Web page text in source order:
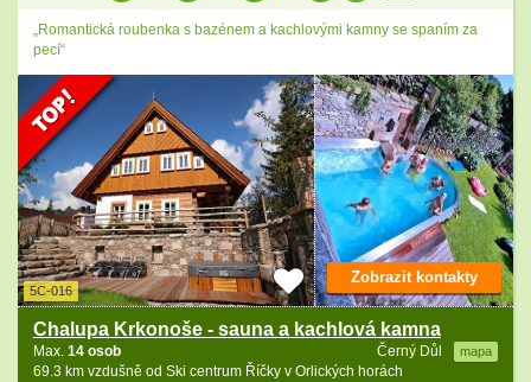
„Romantická roubenka s bazénem a kachlovými kamny se spaním za
pecí“
5C-016
Chalupa Krkonoše - sauna a kachlová kamna
Černý Důl mapa
Max. 14 osob
69.3 km vzdušně od Ski centrum Říčky v Orlických horách
Zobrazit kontakty